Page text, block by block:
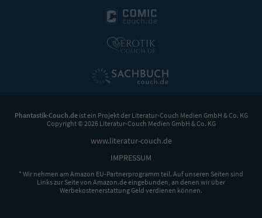
Phantastik-Couch.deist ein Projekt der Literatur-Couch Medien GmbH & Co. KG
Copyright © 2026 Literatur-Couch Medien GmbH & Co. KG
www.literatur-couch.de
IMPRESSUM
* Wir nehmen am Amazon EU-Partnerprogramm teil. Auf unseren Seiten sind
Links zur Seite von Amazon.de eingebunden, an denen wir über
Werbekostenerstattung Geld verdienen können.